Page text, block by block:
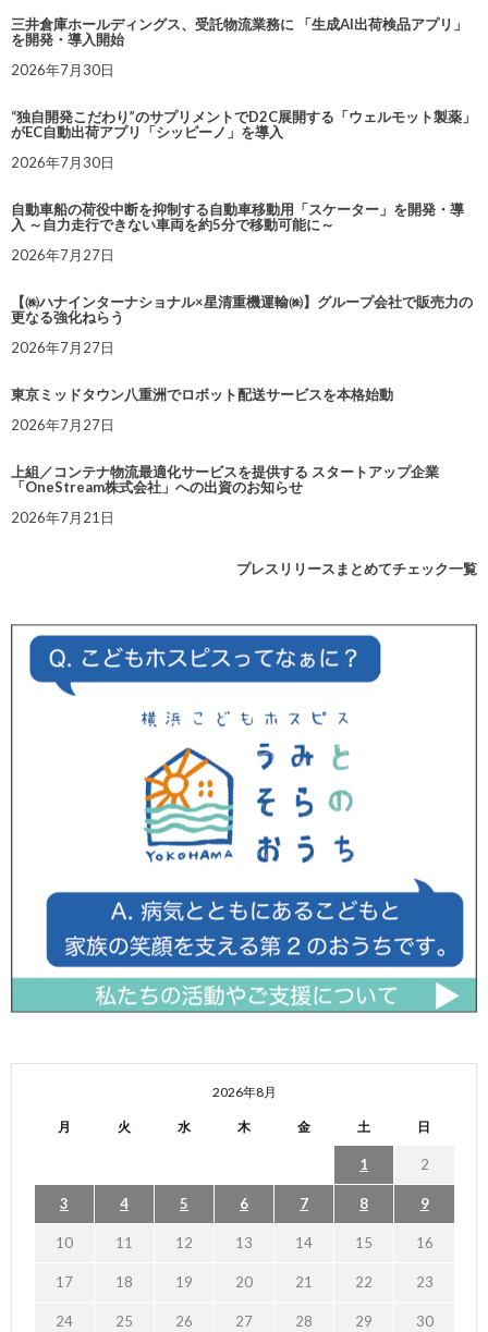
三井倉庫ホールディングス、受託物流業務に 「生成AI出荷検品アプリ」
を開発・導入開始
2026年7月30日
“独自開発こだわり”のサプリメントでD2C展開する「ウェルモット製薬」
がEC自動出荷アプリ「シッピーノ」を導入
2026年7月30日
自動車船の荷役中断を抑制する自動車移動用「スケーター」を開発・導
入 ～自力走行できない車両を約5分で移動可能に～
2026年7月27日
【㈱ハナインターナショナル×星清重機運輸㈱】グループ会社で販売力の
更なる強化ねらう
2026年7月27日
東京ミッドタウン八重洲でロボット配送サービスを本格始動
2026年7月27日
上組／コンテナ物流最適化サービスを提供する スタートアップ企業
「OneStream株式会社」への出資のお知らせ
2026年7月21日
プレスリリースまとめてチェック一覧
2026年8月
月 火 水 木 金 土 日
1 2
3 4 5 6 7 8 9
10 11 12 13 14 15 16
17 18 19 20 21 22 23
24 25 26 27 28 29 30